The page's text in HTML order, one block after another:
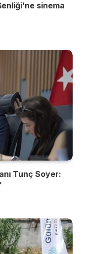
sinema
Tunç Soyer: